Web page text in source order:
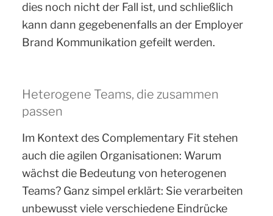
dies noch nicht der Fall ist, und schließlich
kann dann gegebenenfalls an der Employer
Brand Kommunikation gefeilt werden.
Heterogene Teams, die zusammen
passen
Im Kontext des Complementary Fit stehen
auch die agilen Organisationen: Warum
wächst die Bedeutung von heterogenen
Teams? Ganz simpel erklärt: Sie verarbeiten
unbewusst viele verschiedene Eindrücke